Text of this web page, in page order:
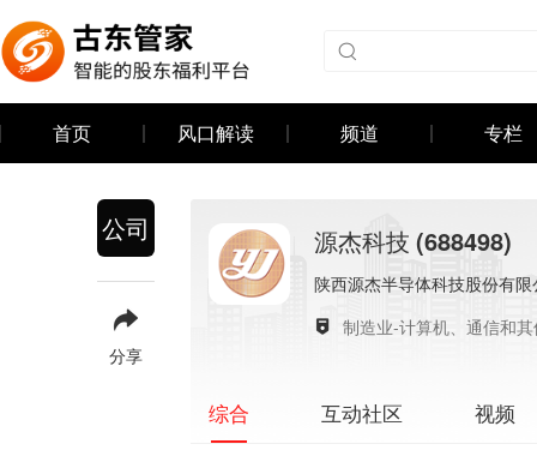
首页 风口解读 频道 专栏
公司
分享
源杰科技 (688498)
陕西源杰半导体科技股份有限
制造业-计算机、通信和
综合 互动社区 视频